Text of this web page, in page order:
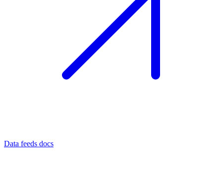
Data feeds docs